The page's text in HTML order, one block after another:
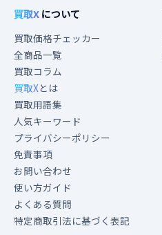
買取Xについて
買取価格チェッカー
全商品一覧
買取コラム
買取Xとは
買取用語集
人気キーワード
プライバシーポリシー
免責事項
お問い合わせ
使い方ガイド
よくある質問
特定商取引法に基づく表記